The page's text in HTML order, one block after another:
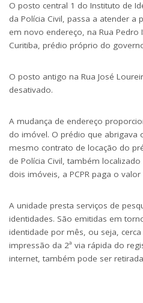
O posto central 1 do Instituto de
da Polícia Civil, passa a atender a
em novo endereço, na Rua Pedro
Curitiba, prédio próprio do
O posto antigo na Rua José
desativado.
A mudança de endereço
do imóvel. O prédio que
mesmo contrato de locação do
de Polícia Civil, também
dois imóveis, a PCPR paga o
A unidade presta serviços de
identidades. São emitidas em
identidade por mês, ou seja,
impressão da 2ª via rápida do
internet, também pode ser